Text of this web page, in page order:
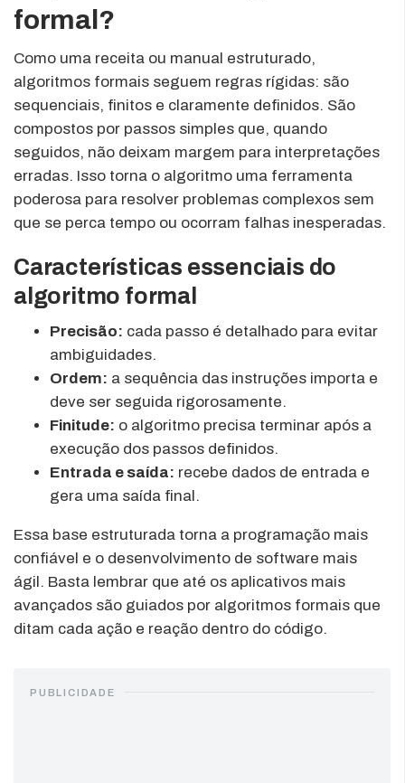
formal?
Como uma receita ou manual estruturado,
algoritmos formais seguem regras rígidas: são
sequenciais, finitos e claramente definidos. São
compostos por passos simples que, quando
seguidos, não deixam margem para interpretações
erradas. Isso torna o algoritmo uma ferramenta
poderosa para resolver problemas complexos sem
que se perca tempo ou ocorram falhas inesperadas.
Características essenciais do
algoritmo formal
Precisão: cada passo é detalhado para evitar
ambiguidades.
Ordem: a sequência das instruções importa e
deve ser seguida rigorosamente.
Finitude: o algoritmo precisa terminar após a
execução dos passos definidos.
Entrada e saída: recebe dados de entrada e
gera uma saída final.
Essa base estruturada torna a programação mais
confiável e o desenvolvimento de software mais
ágil. Basta lembrar que até os aplicativos mais
avançados são guiados por algoritmos formais que
ditam cada ação e reação dentro do código.
PUBLICIDADE